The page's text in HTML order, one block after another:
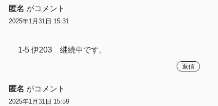
匿名 がコメント
2025年1月31日 15:31
1-5 伊203 継続中です。
返信
匿名 がコメント
2025年1月31日 15:59